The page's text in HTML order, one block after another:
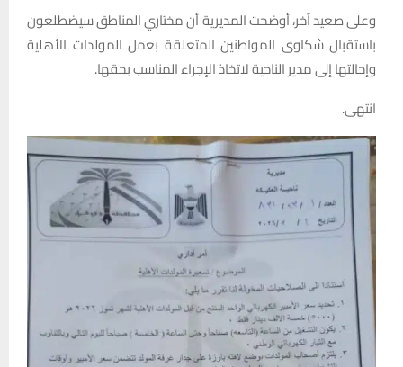
وعلى صعيد آخر، أوضحت المديرية أن مختاري المناطق سيضطلعون
باستقبال شكاوى المواطنين المتعلقة بعمل المولدات الأهلية
وإحالتها إلى مدير الناحية لاتخاذ الإجراء المناسب بحقها.
انتهى.